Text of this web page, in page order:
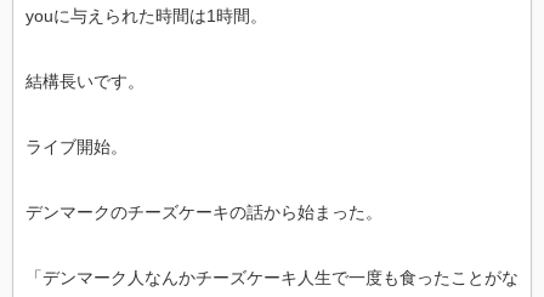
youに与えられた時間は1時間。
結構長いです。
ライブ開始。
デンマークのチーズケーキの話から始まった。
「デンマーク人なんかチーズケーキ人生で一度も食ったことがな